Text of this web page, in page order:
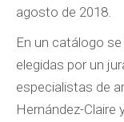
agosto de 2018.
En un catálogo
elegidas por un
especialistas de
Hernández-Claire